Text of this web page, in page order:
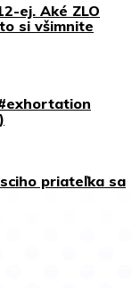
ej. Aké ZLO
si všimnite
priateľka sa